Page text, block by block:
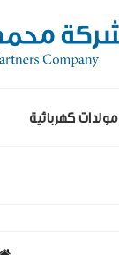
مولدات كهربائية